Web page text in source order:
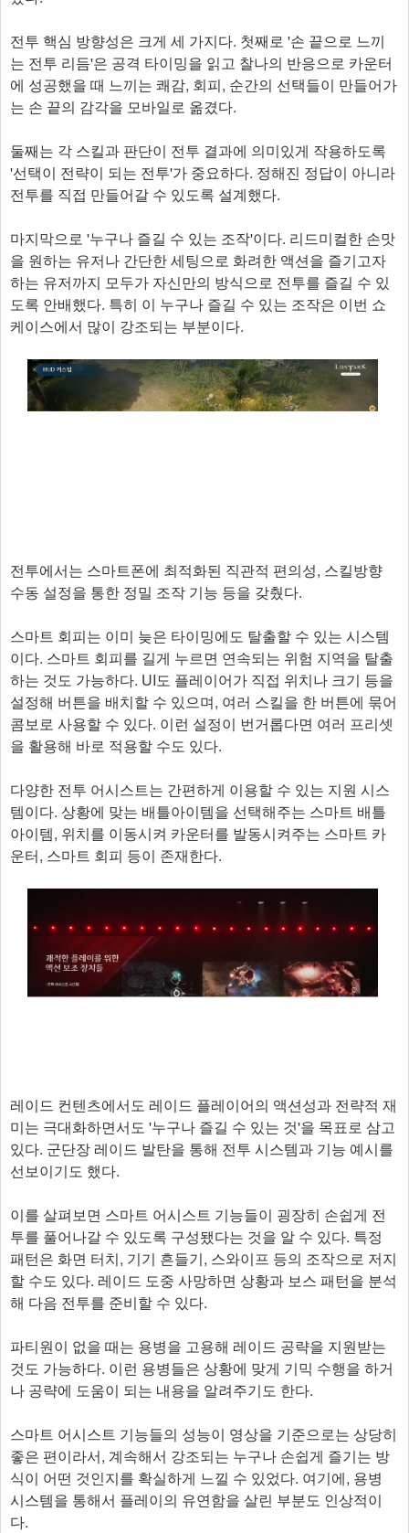
전투 핵심 방향성은 크게 세 가지다. 첫째로 '손 끝으로 느끼
는 전투 리듬'은 공격 타이밍을 읽고 찰나의 반응으로 카운터
에 성공했을 때 느끼는 쾌감, 회피, 순간의 선택들이 만들어가
는 손 끝의 감각을 모바일로 옮겼다.
둘째는 각 스킬과 판단이 전투 결과에 의미있게 작용하도록
'선택이 전략이 되는 전투'가 중요하다. 정해진 정답이 아니라
전투를 직접 만들어갈 수 있도록 설계했다.
마지막으로 '누구나 즐길 수 있는 조작'이다. 리드미컬한 손맛
을 원하는 유저나 간단한 세팅으로 화려한 액션을 즐기고자
하는 유저까지 모두가 자신만의 방식으로 전투를 즐길 수 있
도록 안배했다. 특히 이 누구나 즐길 수 있는 조작은 이번 쇼
케이스에서 많이 강조되는 부분이다.
전투에서는 스마트폰에 최적화된 직관적 편의성, 스킬방향
수동 설정을 통한 정밀 조작 기능 등을 갖췄다.
스마트 회피는 이미 늦은 타이밍에도 탈출할 수 있는 시스템
이다. 스마트 회피를 길게 누르면 연속되는 위험 지역을 탈출
하는 것도 가능하다. UI도 플레이어가 직접 위치나 크기 등을
설정해 버튼을 배치할 수 있으며, 여러 스킬을 한 버튼에 묶어
콤보로 사용할 수 있다. 이런 설정이 번거롭다면 여러 프리셋
을 활용해 바로 적용할 수도 있다.
다양한 전투 어시스트는 간편하게 이용할 수 있는 지원 시스
템이다. 상황에 맞는 배틀아이템을 선택해주는 스마트 배틀
아이템, 위치를 이동시켜 카운터를 발동시켜주는 스마트 카
운터, 스마트 회피 등이 존재한다.
레이드 컨텐츠에서도 레이드 플레이어의 액션성과 전략적 재
미는 극대화하면서도 '누구나 즐길 수 있는 것'을 목표로 삼고
있다. 군단장 레이드 발탄을 통해 전투 시스템과 기능 예시를
선보이기도 했다.
이를 살펴보면 스마트 어시스트 기능들이 굉장히 손쉽게 전
투를 풀어나갈 수 있도록 구성됐다는 것을 알 수 있다. 특정
패턴은 화면 터치, 기기 흔들기, 스와이프 등의 조작으로 저지
할 수도 있다. 레이드 도중 사망하면 상황과 보스 패턴을 분석
해 다음 전투를 준비할 수 있다.
파티원이 없을 때는 용병을 고용해 레이드 공략을 지원받는
것도 가능하다. 이런 용병들은 상황에 맞게 기믹 수행을 하거
나 공략에 도움이 되는 내용을 알려주기도 한다.
스마트 어시스트 기능들의 성능이 영상을 기준으로는 상당히
좋은 편이라서, 계속해서 강조되는 누구나 손쉽게 즐기는 방
식이 어떤 것인지를 확실하게 느낄 수 있었다. 여기에, 용병
시스템을 통해서 플레이의 유연함을 살린 부분도 인상적이
다.